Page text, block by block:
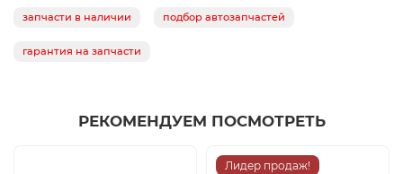
запчасти в наличии подбор автозапчастей
гарантия на запчасти
РЕКОМЕНДУЕМ ПОСМОТРЕТЬ
Лидер продаж!